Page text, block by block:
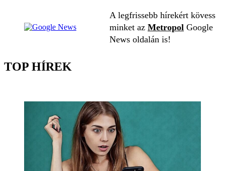
A legfrissebb hírekért kövess
minket az Metropol Google
News oldalán is!
TOP HÍREK